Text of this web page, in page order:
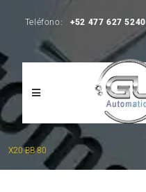
Teléfono: +52 477 627 5240
X20 BB 80